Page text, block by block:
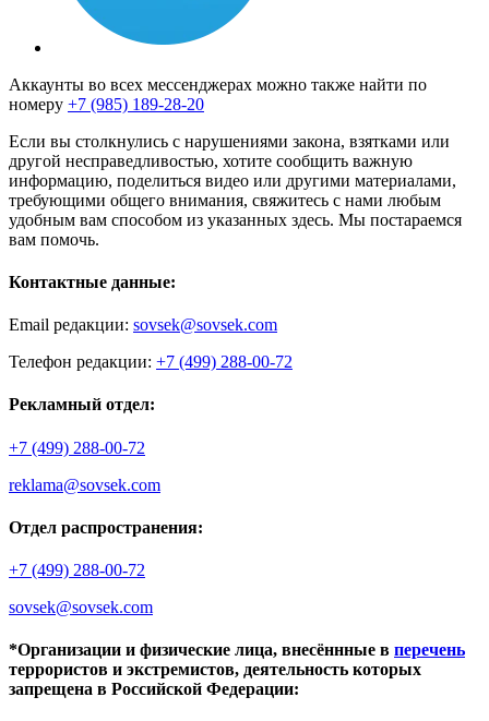
Аккаунты во всех мессенджерах можно также найти по
номеру +7 (985) 189-28-20
Если вы столкнулись с нарушениями закона, взятками или
другой несправедливостью, хотите сообщить важную
информацию, поделиться видео или другими материалами,
требующими общего внимания, свяжитесь с нами любым
удобным вам способом из указанных здесь. Мы постараемся
вам помочь.
Контактные данные:
Email редакции: sovsek@sovsek.com
Телефон редакции: +7 (499) 288-00-72
Рекламный отдел:
+7 (499) 288-00-72
reklama@sovsek.com
Отдел распространения:
+7 (499) 288-00-72
sovsek@sovsek.com
*Организации и физические лица, внесённные в перечень
террористов и экстремистов, деятельность которых
запрещена в Российской Федерации: